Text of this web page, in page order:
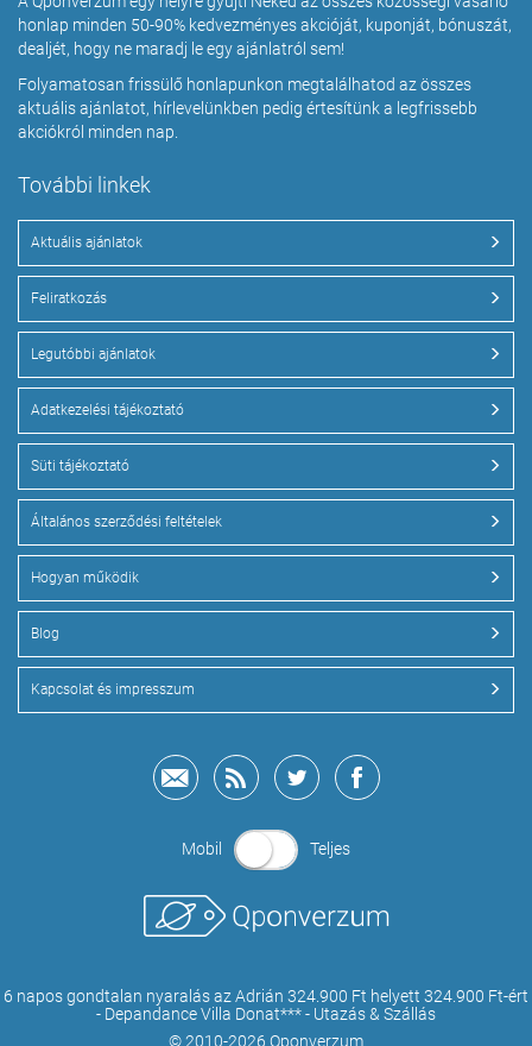
honlap minden 50-90% kedvezményes akcióját, kuponját, bónuszát,
dealjét, hogy ne maradj le egy ajánlatról sem!
Folyamatosan frissülő honlapunkon megtalálhatod az összes
aktuális ajánlatot, hírlevelünkben pedig értesítünk a legfrissebb
akciókról minden nap.
További linkek
Aktuális ajánlatok
Feliratkozás
Legutóbbi ajánlatok
Adatkezelési tájékoztató
Süti tájékoztató
Általános szerződési feltételek
Hogyan működik
Blog
Kapcsolat és impresszum
Mobil Teljes
6 napos gondtalan nyaralás az Adrián 324.900 Ft helyett 324.900 Ft-ért
- Depandance Villa Donat*** - Utazás & Szállás
© 2010-2026 Qponverzum